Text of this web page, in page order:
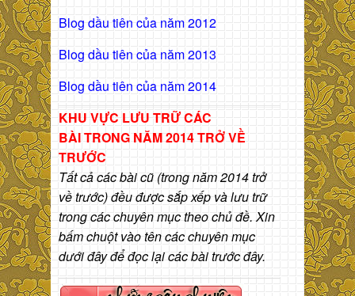
Blog dầu tiên của năm 2012
Blog dầu tiên của năm 2013
Blog dầu tiên của năm 2014
KHU VỰC LƯU TRỮ CÁC
BÀITRONG NĂM 2014 TRỞ VỀ
TRƯỚC
Tất cả các bài cũ (trong năm 2014 trở
về trước) đều được sắp xếp và lưu trữ
trong các chuyên mục theo chủ đề. Xin
bấm chuột vào tên các chuyên mục
dưới đây để đọc lại các bài trước đây.